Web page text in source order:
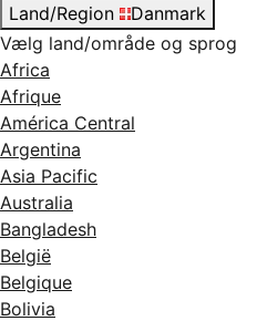
Land/Region
Danmark
Vælg land/område og sprog
Africa
Afrique
América Central
Argentina
Asia Pacific
Australia
Bangladesh
België
Belgique
Bolivia